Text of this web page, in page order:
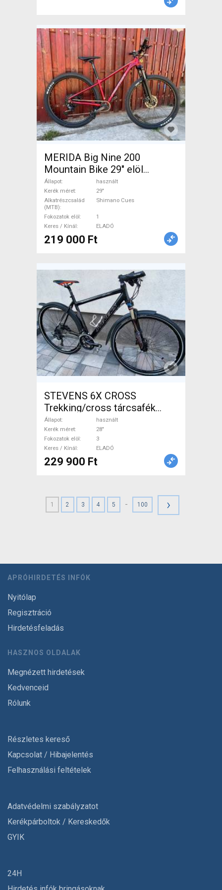
MERIDA Big Nine 200
Mountain Bike 29" elöl
teleszkópos Shimano Cues
használt ELADÓ
Állapot
használt
Kerék méret
29"
Alkatrészcsalád
(MTB)
Shimano Cues
Fokozatok elöl
1
Keres / Kínál
ELADÓ
219 000 Ft
STEVENS 6X CROSS
Trekking/cross tárcsafék
használt ELADÓ
Állapot
használt
Kerék méret
28"
Fokozatok elöl
3
Keres / Kínál
ELADÓ
229 900 Ft
1 2 3 4 5 - 100 ›
APRÓHIRDETÉS INFÓK
Nyitólap
Regisztráció
Hirdetésfeladás
HASZNOS OLDALAK
Megnézett hirdetések
Kedvenceid
Rólunk
Részletes kereső
Kapcsolat / Hibajelentés
Felhasználási feltételek
Adatvédelmi szabályzatot
Kerékpárboltok / Kereskedők
GYIK
24H